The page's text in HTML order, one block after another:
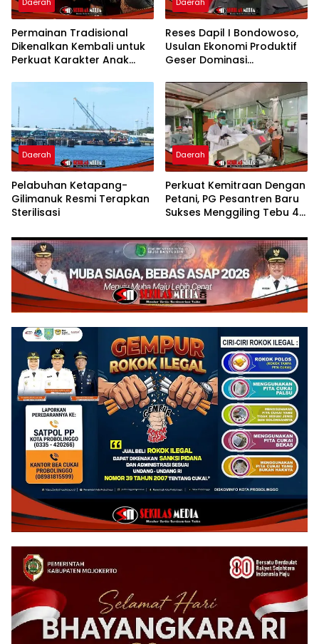
Permainan Tradisional
Dikenalkan Kembali untuk
Perkuat Karakter Anak
Reses Dapil I Bondowoso,
Usulan Ekonomi Produktif
Geser Dominasi
Daerah
Pelabuhan Ketapang-
Gilimanuk Resmi Terapkan
Sterilisasi
Daerah
Perkuat Kemitraan Dengan
Petani, PG Pesantren Baru
Sukses Menggiling Tebu 4